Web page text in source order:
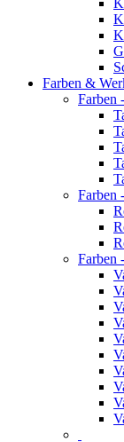
Farben &
Farben
Farben
Farben